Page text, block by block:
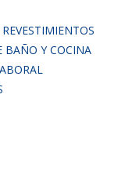
BAÑO Y COCINA